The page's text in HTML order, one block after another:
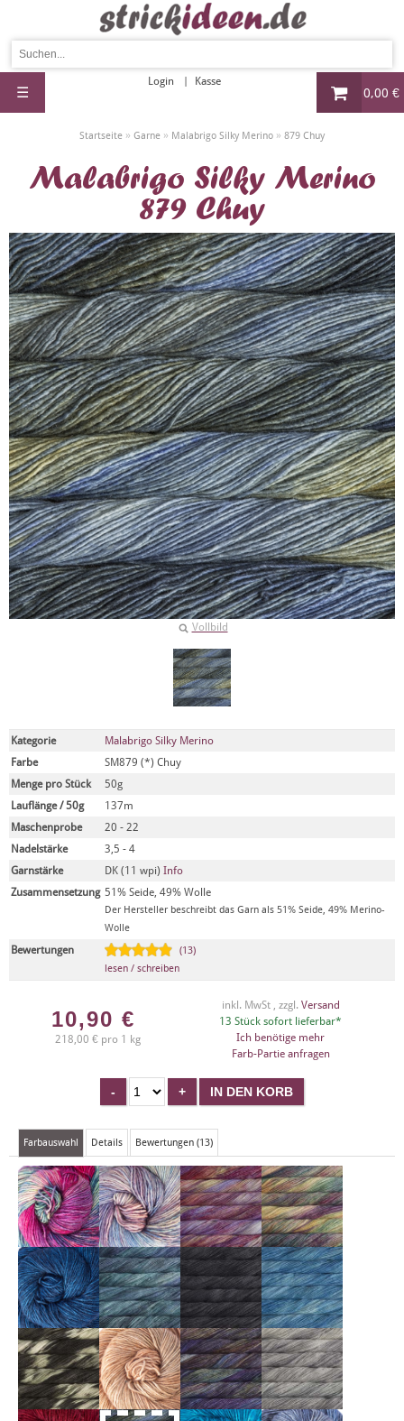
0,00 €
Login Kasse
☰
Startseite » Garne » Malabrigo Silky Merino » 879 Chuy
Malabrigo Silky Merino
879 Chuy
Vollbild
Kategorie
Malabrigo Silky Merino
Farbe
SM879 (*) Chuy
Menge pro Stück
50g
Lauflänge / 50g
137m
Maschenprobe
20 - 22
Nadelstärke
3,5 - 4
Garnstärke
DK (11 wpi) Info
Zusammensetzung 51% Seide, 49% Wolle
Der Hersteller beschreibt das Garn als 51% Seide, 49% Merino-
Wolle
Bewertungen
(13)
lesen / schreiben
10,90 €
218,00 € pro 1 kg
inkl. MwSt , zzgl. Versand
13 Stück sofort lieferbar*
Ich benötige mehr
Farb-Partie anfragen
Farbauswahl Details Bewertungen (13)